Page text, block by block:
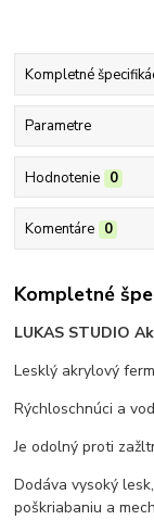
Kompletné
Parametre
Hodnotenie 0
Komentáre 0
Kompletné
LUKAS STUDIO
Lesklý akrylový
Rýchloschnúci a
Je odolný proti
Dodáva vysoký
poškriabaniu a